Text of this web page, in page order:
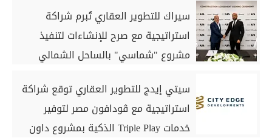
سيراك للتطوير العقاري تُبرم شراكة
استراتيجية مع صرح للإنشاءات لتنفيذ
مشروع "شماسي" بالساحل الشمالي
سيتي إيدج للتطوير العقاري توقع شراكة
استراتيجية مع ڤودافون مصر لتوفير
خدمات Triple Play الذكية بمشروع داون